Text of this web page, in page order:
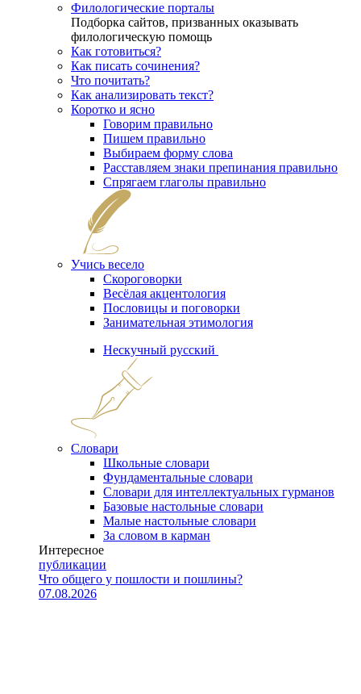
Филологические порталы
Подборка сайтов, призванных оказывать
филологическую помощь
Как готовиться?
Как писать сочинения?
Что почитать?
Как анализировать текст?
Коротко и ясно
Говорим правильно
Пишем правильно
Выбираем форму слова
Расставляем знаки препинания правильно
Спрягаем глаголы правильно
Учись весело
Скороговорки
Весёлая акцентология
Пословицы и поговорки
Занимательная этимология
Нескучный русский
Словари
Школьные словари
Фундаментальные словари
Словари для интеллектуальных гурманов
Базовые настольные словари
Малые настольные словари
За словом в карман
Интересное
публикации
Что общего у пошлости и пошлины?
07.08.2026